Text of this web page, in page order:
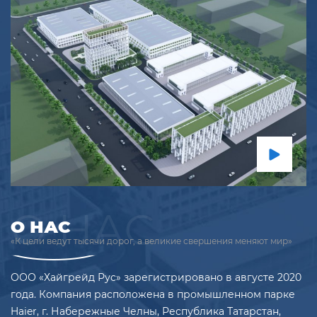
Гальваническое покрытие
Другие
Подробнее
О НАС
О НАС
«К цели ведут тысячи дорог, а великие свершения меняют мир»
ООО «Хайгрейд Рус» зарегистрировано в августе 2020
года. Компания расположена в промышленном парке
Haier, г. Набережные Челны, Республика Татарстан,